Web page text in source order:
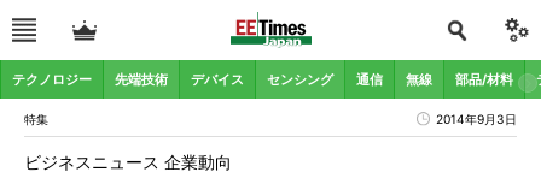
テクノロジー 先端技術 デバイス センシング 通信 無線 部品/材料
特集 2014年9月3日
ビジネスニュース 企業動向